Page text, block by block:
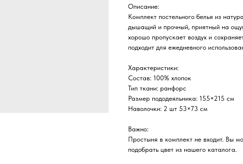
Описание:
Комплект постельного белья из
дышащий и прочный, приятный на
хорошо пропускает воздух и
подходит для ежедневного
Характеристики:
Состав: 100% хлопок
Тип ткани: ранфорс
Размер пододеяльника: 155×215 см
Наволочки: 2 шт 53×73 см
Важно:
Простыня в комплект не входит. Вы
подобрать цвет из нашего каталога.